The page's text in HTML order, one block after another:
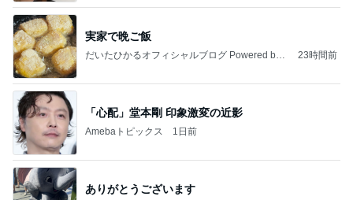
実家で晩ご飯
だいたひかるオフィシャルブログ Powered by
23時間前
「心配」堂本剛 印象激変の近影
Amebaトピックス 1日前
ありがとうございます